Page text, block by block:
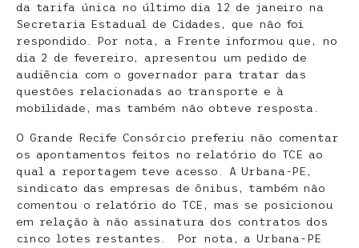
da tarifa única no último dia 12 de janeiro na
Secretaria Estadual de Cidades, que não foi
respondido. Por nota, a Frente informou que, no
dia 2 de fevereiro, apresentou um pedido de
audiência com o governador para tratar das
questões relacionadas ao transporte e à
mobilidade, mas também não obteve resposta.
O Grande Recife Consórcio preferiu não comentar
os apontamentos feitos no relatório do TCE ao
qual a reportagem teve acesso. A Urbana-PE,
sindicato das empresas de ônibus, também não
comentou o relatório do TCE, mas se posicionou
em relação à não assinatura dos contratos dos
cinco lotes restantes. Por nota, a Urbana-PE